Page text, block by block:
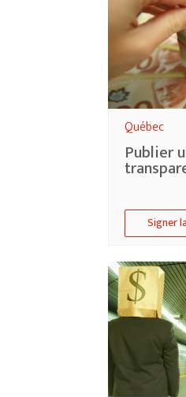
Québec
Publier
Signer